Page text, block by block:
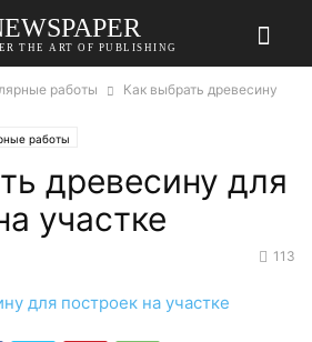
THE ART OF PUBLISHING
работы
Как выбрать древесину
работы
древесину для
участке
113